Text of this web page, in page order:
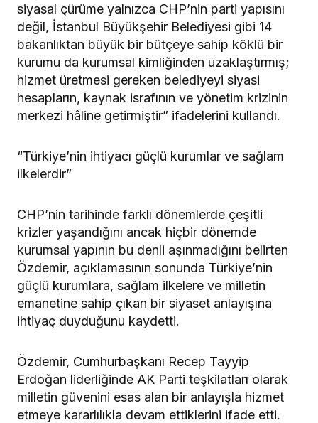
siyasal çürüme yalnızca CHP’nin parti yapısını
değil, İstanbul Büyükşehir Belediyesi gibi 14
bakanlıktan büyük bir bütçeye sahip köklü bir
kurumu da kurumsal kimliğinden uzaklaştırmış;
hizmet üretmesi gereken belediyeyi siyasi
hesapların, kaynak israfının ve yönetim krizinin
merkezi hâline getirmiştir” ifadelerini kullandı.
“Türkiye’nin ihtiyacı güçlü kurumlar ve sağlam
ilkelerdir”
CHP’nin tarihinde farklı dönemlerde çeşitli
krizler yaşandığını ancak hiçbir dönemde
kurumsal yapının bu denli aşınmadığını belirten
Özdemir, açıklamasının sonunda Türkiye’nin
güçlü kurumlara, sağlam ilkelere ve milletin
emanetine sahip çıkan bir siyaset anlayışına
ihtiyaç duyduğunu kaydetti.
Özdemir, Cumhurbaşkanı Recep Tayyip
Erdoğan liderliğinde AK Parti teşkilatları olarak
milletin güvenini esas alan bir anlayışla hizmet
etmeye kararlılıkla devam ettiklerini ifade etti.